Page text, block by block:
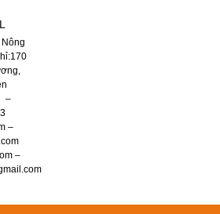
–
–
–